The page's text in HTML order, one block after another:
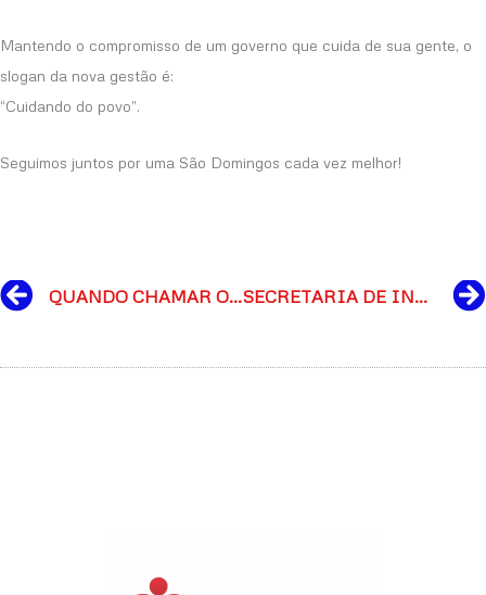
Mantendo o compromisso de um governo que cuida de sua gente, o
slogan da nova gestão é:
“Cuidando do povo”.
Seguimos juntos por uma São Domingos cada vez melhor!
QUANDO CHAMAR O SAMU 192 SECRETARIA DE INFRAESTRUTURA REALIZA OBRAS DE RECUPERAÇÃO E GARANTE MAIS MOBILIDADE